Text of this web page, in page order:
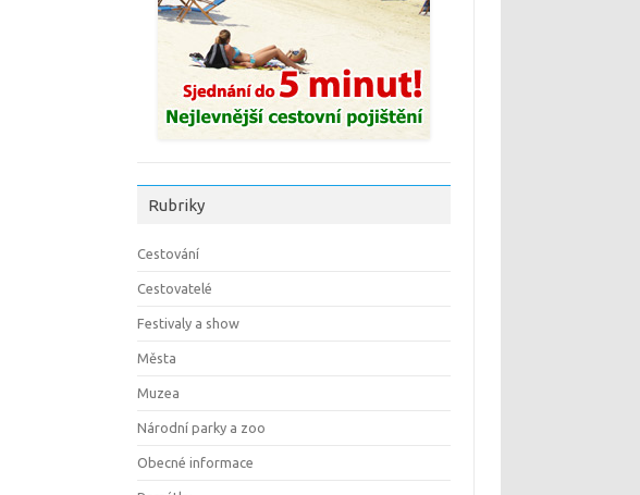
Rubriky
Cestování
Cestovatelé
Festivaly a show
Města
Muzea
Národní parky a zoo
Obecné informace